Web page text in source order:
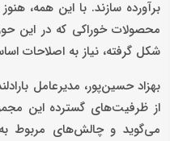
برآورده سازند. با این همه،
محصولات خوراکی که در این
شکل گرفته، نیاز به اصلاحات
بهزاد حسین‌پور، مدیرعامل
از ظرفیت‌های گسترده این
می‌گوید و چالش‌های مربوط